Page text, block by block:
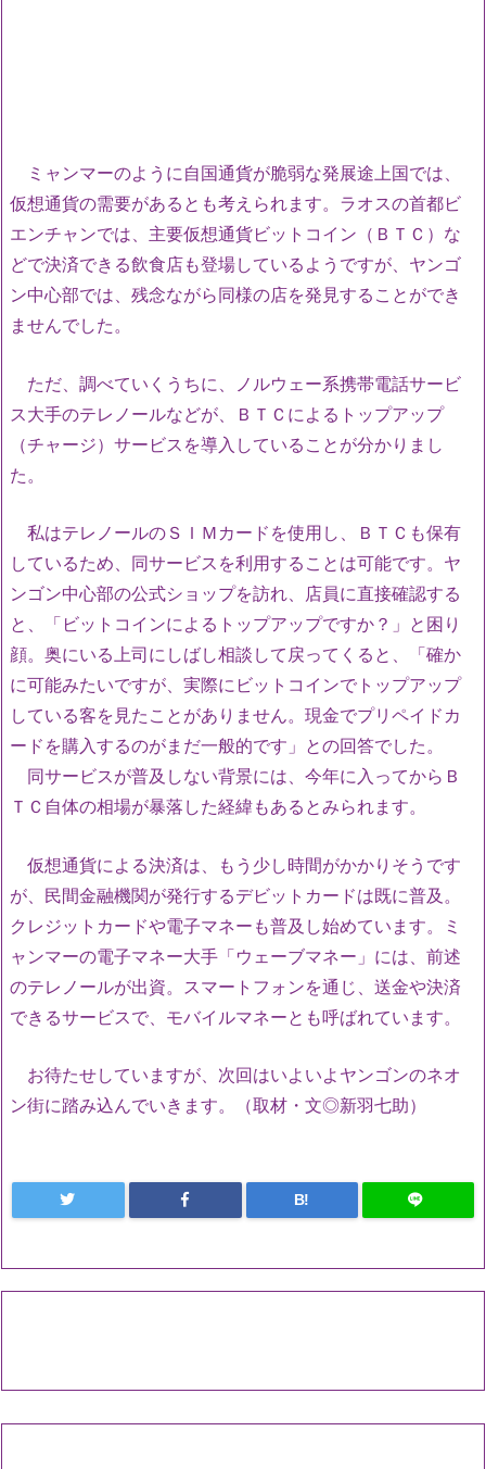
ミャンマーのように自国通貨が脆弱な発展途上国では、
仮想通貨の需要があるとも考えられます。ラオスの首都ビ
エンチャンでは、主要仮想通貨ビットコイン（ＢＴＣ）な
どで決済できる飲食店も登場しているようですが、ヤンゴ
ン中心部では、残念ながら同様の店を発見することができ
ませんでした。
ただ、調べていくうちに、ノルウェー系携帯電話サービ
ス大手のテレノールなどが、ＢＴＣによるトップアップ
（チャージ）サービスを導入していることが分かりまし
た。
私はテレノールのＳＩＭカードを使用し、ＢＴＣも保有
しているため、同サービスを利用することは可能です。ヤ
ンゴン中心部の公式ショップを訪れ、店員に直接確認する
と、「ビットコインによるトップアップですか？」と困り
顔。奥にいる上司にしばし相談して戻ってくると、「確か
に可能みたいですが、実際にビットコインでトップアップ
している客を見たことがありません。現金でプリペイドカ
ードを購入するのがまだ一般的です」との回答でした。
同サービスが普及しない背景には、今年に入ってからＢ
ＴＣ自体の相場が暴落した経緯もあるとみられます。
仮想通貨による決済は、もう少し時間がかかりそうです
が、民間金融機関が発行するデビットカードは既に普及。
クレジットカードや電子マネーも普及し始めています。ミ
ャンマーの電子マネー大手「ウェーブマネー」には、前述
のテレノールが出資。スマートフォンを通じ、送金や決済
できるサービスで、モバイルマネーとも呼ばれています。
お待たせしていますが、次回はいよいよヤンゴンのネオ
ン街に踏み込んでいきます。（取材・文◎新羽七助）
B!